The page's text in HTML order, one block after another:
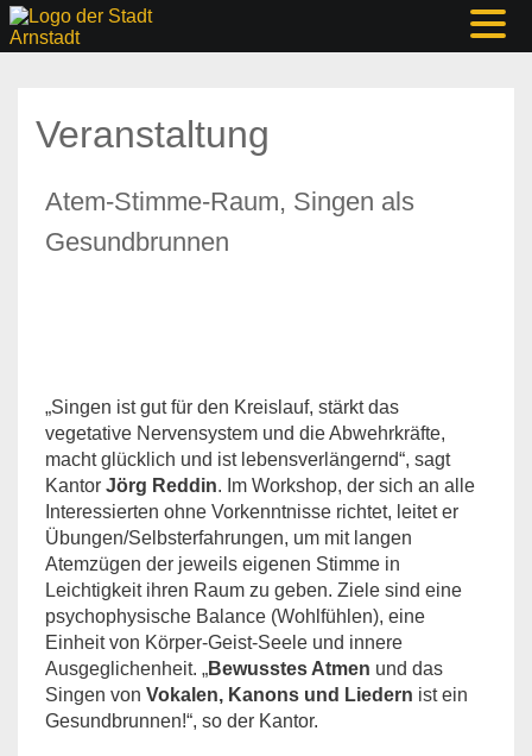
Veranstaltung
Atem-Stimme-Raum, Singen als
Gesundbrunnen
„Singen ist gut für den Kreislauf, stärkt das
vegetative Nervensystem und die Abwehrkräfte,
macht glücklich und ist lebensverlängernd“, sagt
Kantor Jörg Reddin. Im Workshop, der sich an alle
Interessierten ohne Vorkenntnisse richtet, leitet er
Übungen/Selbsterfahrungen, um mit langen
Atemzügen der jeweils eigenen Stimme in
Leichtigkeit ihren Raum zu geben. Ziele sind eine
psychophysische Balance (Wohlfühlen), eine
Einheit von Körper-Geist-Seele und innere
Ausgeglichenheit. „Bewusstes Atmen und das
Singen von Vokalen, Kanons und Liedern ist ein
Gesundbrunnen!“, so der Kantor.